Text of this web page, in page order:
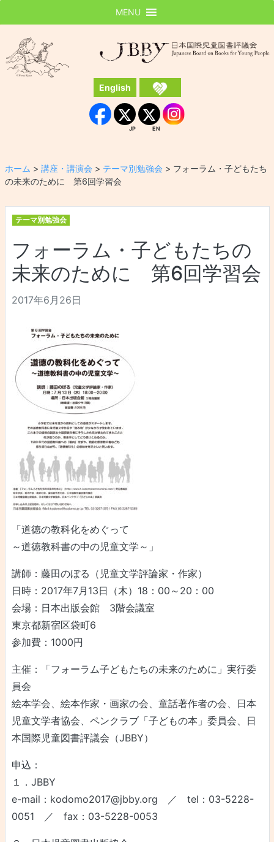
JBBY
English
Facebook
JP
JP
EN
EN Instagram
MENU
ホーム > 講座・講演会 > テーマ別勉強会 > フォーラム・子どもたち
の未来のために 第6回学習会
テーマ別勉強会
フォーラム・子どもたちの
未来のために 第6回学習会
2017年6月26日
「道徳の教科化をめぐって
～道徳教科書の中の児童文学～」
講師：藤田のぼる（児童文学評論家・作家）
日時：2017年7月13日（木）18：00～20：00
会場：日本出版会館 3階会議室
東京都新宿区袋町6
参加費：1000円
主催：「フォーラム子どもたちの未来のために」実行委
員会
絵本学会、絵本作家・画家の会、童話著作者の会、日本
児童文学者協会、ペンクラブ「子どもの本」委員会、日
本国際児童図書評議会（JBBY）
申込：
１．JBBY
e-mail：kodomo2017@jbby.org ／ tel：03-5228-
0051 ／ fax：03-5228-0053